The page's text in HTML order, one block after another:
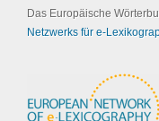
Das Europäische
Netzwerks für e-